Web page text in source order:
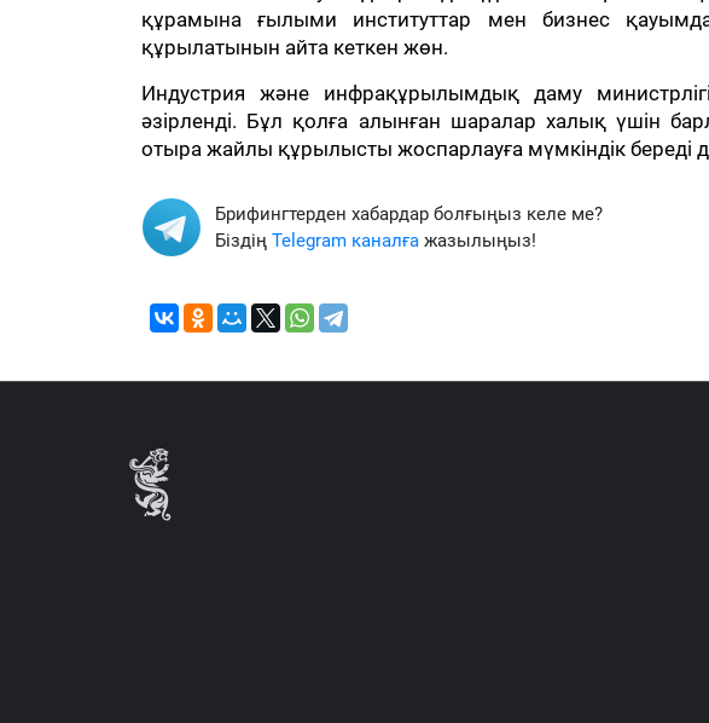
құрамына ғылыми институттар мен бизнес
құрылатынын айта кеткен жөн.
Индустрия және инфрақұрылымдық даму
әзірленді. Бұл қолға алынған шаралар халық үшін
отыра жайлы құрылысты жоспарлауға мүмкіндік береді
Брифингтерден хабардар болғыңыз келе ме?
Біздің Telegram каналға жазылыңыз!